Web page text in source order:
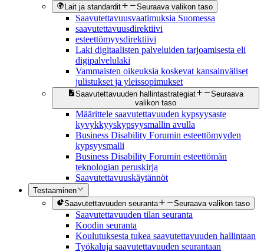
Lait ja standardit Seuraava valikon taso
Saavutettavuusvaatimuksia Suomessa
saavutettavuusdirektiivi
esteettömyysdirektiivi
Laki digitaalisten palveluiden tarjoamisesta eli
digipalvelulaki
Vammaisten oikeuksia koskevat kansainväliset
julistukset ja yleissopimukset
Saavutettavuuden hallintastrategiat
Seuraava
valikon taso
Määrittele saavutettavuuden kypsyysaste
kyvykkyyskypsyysmallin avulla
Business Disability Forumin esteettömyyden
kypsyysmalli
Business Disability Forumin esteettömän
teknologian peruskirja
Saavutettavuuskäytännöt
Testaaminen
Saavutettavuuden seuranta
Seuraava valikon taso
Saavutettavuuden tilan seuranta
Koodin seuranta
Koulutuksesta tukea saavutettavuuden hallintaan
Työkaluja saavutettavuuden seurantaan